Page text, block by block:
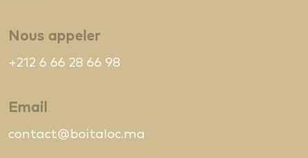
Nous appeler
+212 6 66 28 66 98
Email
contact@boitaloc.ma